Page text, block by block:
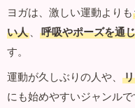
ヨガは、激しい運動よりも
い人 、 呼吸やポーズを通
す。
運動が久しぶりの人や、
にも始めやすいジャンルで